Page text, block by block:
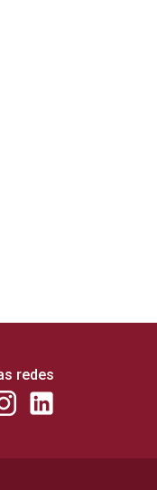
redes